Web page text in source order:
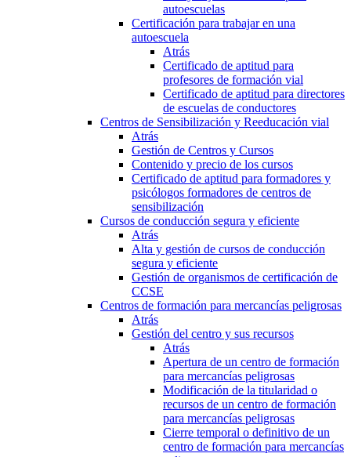
autoescuelas
Certificación para trabajar en una
autoescuela
Atrás
Certificado de aptitud para
profesores de formación vial
Certificado de aptitud para directores
de escuelas de conductores
Centros de Sensibilización y Reeducación vial
Atrás
Gestión de Centros y Cursos
Contenido y precio de los cursos
Certificado de aptitud para formadores y
psicólogos formadores de centros de
sensibilización
Cursos de conducción segura y eficiente
Atrás
Alta y gestión de cursos de conducción
segura y eficiente
Gestión de organismos de certificación de
CCSE
Centros de formación para mercancías peligrosas
Atrás
Gestión del centro y sus recursos
Atrás
Apertura de un centro de formación
para mercancías peligrosas
Modificación de la titularidad o
recursos de un centro de formación
para mercancías peligrosas
Cierre temporal o definitivo de un
centro de formación para mercancías